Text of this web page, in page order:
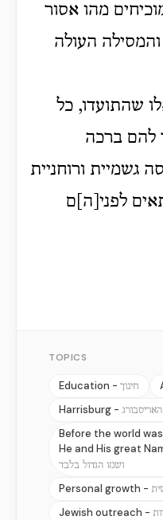
מהו אסור
והמסילה העולה
שהתועדו, כל
להם ברכה
גשמיית ורוחניית
לפני[ה]ם
TOPICS
Education - חינוך
Harrisburg - האריסבורג
Before the world
He and His great
ושמו הגדול בלבד
Personal growth -
Jewish outreach -